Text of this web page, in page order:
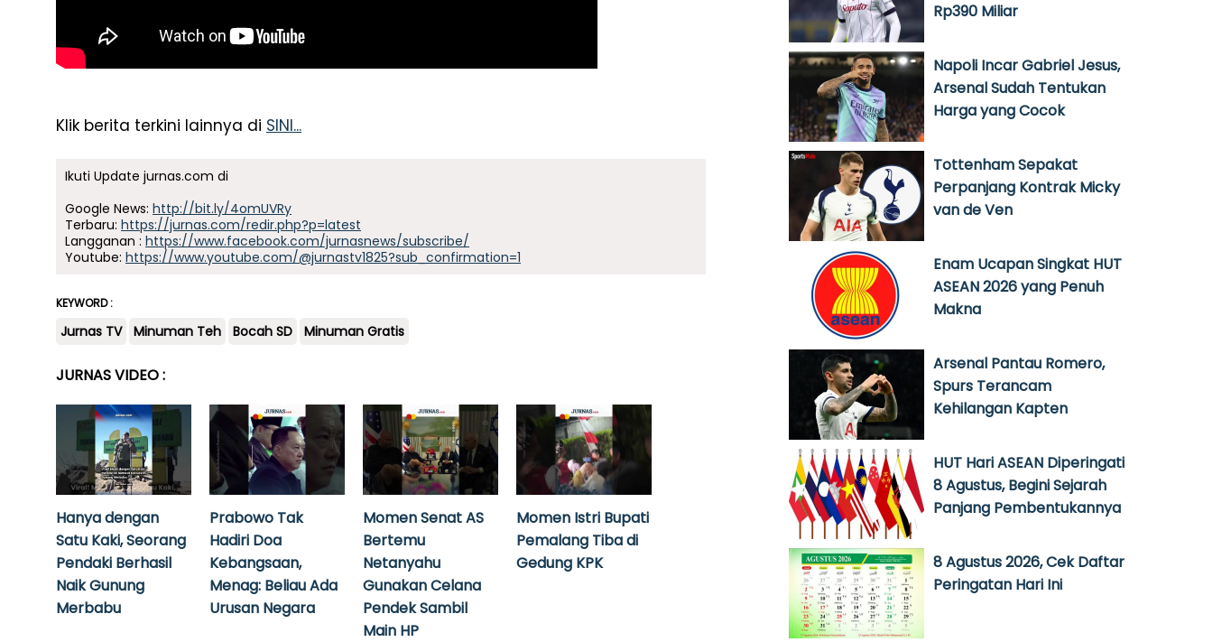
Klik berita terkini lainnya di SINI...
Ikuti Update jurnas.com di
Google News: http://bit.ly/4omUVRy
Terbaru: https://jurnas.com/redir.php?p=latest
Langganan : https://www.facebook.com/jurnasnews/subscribe/
Youtube: https://www.youtube.com/@jurnastv1825?sub_confirmation=1
KEYWORD :
Jurnas TV Minuman Teh Bocah SD Minuman Gratis
JURNAS VIDEO :
Hanya dengan
Satu Kaki, Seorang
Pendaki Berhasil
Naik Gunung
Merbabu
Prabowo Tak
Hadiri Doa
Kebangsaan,
Menag: Beliau Ada
Urusan Negara
Momen Senat AS
Bertemu
Netanyahu
Gunakan Celana
Pendek Sambil
Main HP
Momen Istri Bupati
Pemalang Tiba di
Gedung KPK
Rp390 Miliar
Napoli Incar Gabriel Jesus,
Arsenal Sudah Tentukan
Harga yang Cocok
Tottenham Sepakat
Perpanjang Kontrak Micky
van de Ven
Enam Ucapan Singkat HUT
ASEAN 2026 yang Penuh
Makna
Arsenal Pantau Romero,
Spurs Terancam
Kehilangan Kapten
HUT Hari ASEAN Diperingati
8 Agustus, Begini Sejarah
Panjang Pembentukannya
8 Agustus 2026, Cek Daftar
Peringatan Hari Ini